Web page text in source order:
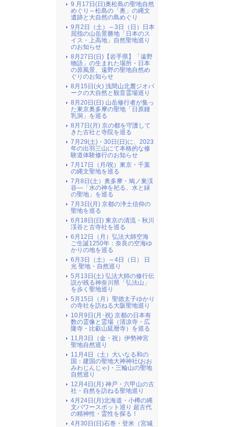
9 月17日(日)奥松島の聖地自然
めぐり～松島の「奥」の縄文
遺跡と大自然の島めぐり
9月2日（土）～3日（日）日本
屈指の山岳景勝地「日本のス
イス・上高地」自然聖地巡り
のお知らせ
8月27日(日)【岩手県】「遠野
物語」の生まれた場所・日本
の原風景、遠野の聖地自然め
ぐりのお知らせ
8月15日(火) 浅間山北麓ジオパ
ークの大自然と観音霊場巡り
8月20日(日) 山岳修行者が集っ
た東京奥多摩の聖地「日原鍾
乳洞」を巡る
8月7日(月) 京の都を守護して
きた古社と寺院を巡る
7月29(土)・30日(日)に、2023
年の出羽三山にて本格的な修
験道体験修行のお知らせ
7月17日（月/祝）東京・千葉
の縄文聖地を巡る
7月8日(土）奥多摩・鳩ノ巣渓
谷―「水の神を祀る、水と緑
の聖地」を巡る
7月3日(月) 京都の浄土信仰の
聖地を巡る
6月18日(日) 東京の清流・秋川
渓谷と古寺社を巡る
6月12日（月）弘法大師空海
ご生誕1250年：奈良の空海ゆ
かりの地を巡る
6月3日（土）～4日（日） 日
光 聖地・自然巡り
5月13日(土) 弘法大師の修行伝
説が残る神奈川県「弘法山」
を歩く聖地巡り
5月15日（月）聖徳太子ゆかり
の寺社を訪ねる大阪聖地巡り
10月9日(月･祝) 京都の日本有
数の霊像と霊場（清凉寺・広
隆寺・比叡山延暦寺）を巡る
11月3日（金・祝）伊勢神宮
聖地自然巡り
11月4日（土）大いなる和の
国：建国の聖地大神神社(おお
みわじんじゃ)・三輪山の聖地
自然巡り
12月4日(月) 神戸・六甲山の古
社・自然を訪ねる聖地巡り
4月24日(月)北海道・小樽の縄
文パワースポット巡り 超古代
の精神性・霊性を探る！
4月30日(日)石巻・登米（宮城